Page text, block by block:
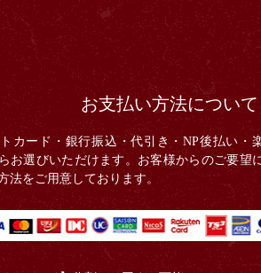
お支払い方法について
カード・銀行振込・代引き・NP後払い・
お選びいただけます。お客様からのご要望
法をご用意しております。